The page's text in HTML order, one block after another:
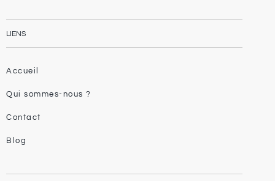
LIENS
Accueil
Qui sommes-nous ?
Contact
Blog